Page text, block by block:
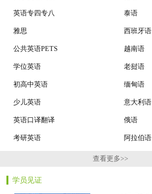
英语专四专八 泰语
雅思 西班牙语
公共英语PETS 越南语
学位英语 老挝语
初高中英语 缅甸语
少儿英语 意大利语
英语口译翻译 俄语
考研英语 阿拉伯语
查看更多>>
学员见证